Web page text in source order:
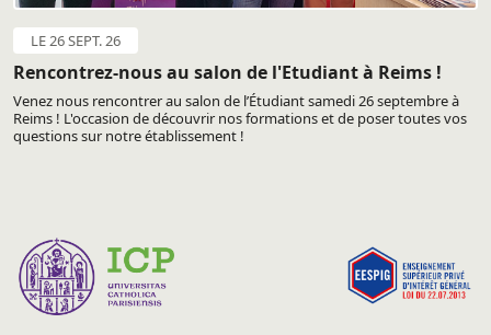
LE 26 SEPT. 26
Rencontrez-nous au salon de l'Etudiant à Reims !
Venez nous rencontrer au salon de l’Étudiant samedi 26 septembre à
Reims ! L'occasion de découvrir nos formations et de poser toutes vos
questions sur notre établissement !